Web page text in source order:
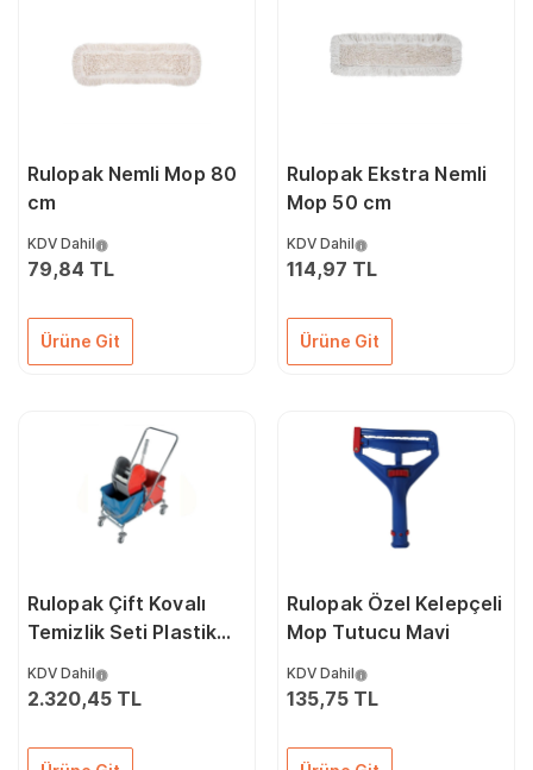
Rulopak Nemli Mop 80
cm
KDV Dahil
79,84 TL
Ürüne Git
Rulopak Ekstra Nemli
Mop 50 cm
KDV Dahil
114,97 TL
Ürüne Git
Rulopak Çift Kovalı
Temizlik Seti Plastik
KDV Dahil
2.320,45 TL
Rulopak Özel Kelepçeli
Mop Tutucu Mavi
KDV Dahil
135,75 TL